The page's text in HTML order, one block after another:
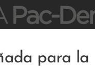
para la